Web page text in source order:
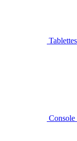
Tablettes
Console